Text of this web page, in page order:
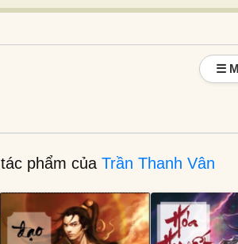
☰
phẩm củaTrần Thanh Vân